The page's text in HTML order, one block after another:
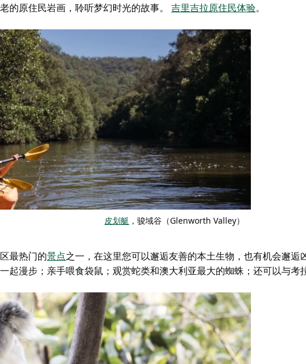
的原住民岩画，聆听梦幻时光的故事。
吉里吉拉原住民体验。
皮划艇 ，骏域谷（Glenworth Valley）
最热门的景点之一 ，在这里您可以邂逅友善的本土生物，也有机会邂逅
起漫步；亲手喂食袋鼠；观赏蛇类和澳大利亚最大的蜘蛛；还可以与考